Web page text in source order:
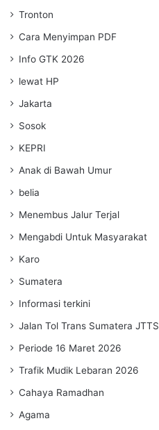
Tronton
Cara Menyimpan PDF
Info GTK 2026
lewat HP
Jakarta
Sosok
KEPRI
Anak di Bawah Umur
belia
Menembus Jalur Terjal
Mengabdi Untuk Masyarakat
Karo
Sumatera
Informasi terkini
Jalan Tol Trans Sumatera JTTS
Periode 16 Maret 2026
Trafik Mudik Lebaran 2026
Cahaya Ramadhan
Agama